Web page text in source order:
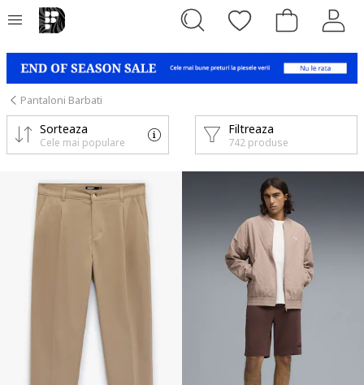
Pantaloni Barbati
Filtreaza
742 produse
Sorteaza
Cele mai populare